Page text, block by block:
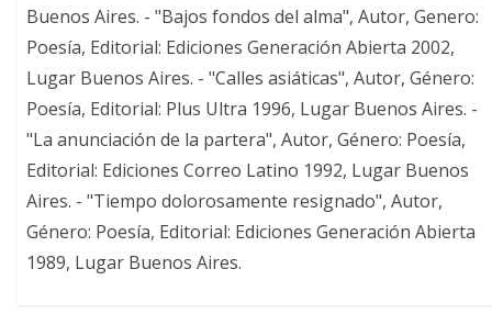
Buenos Aires. - "Bajos fondos del alma", Autor, Genero:
Poesía, Editorial: Ediciones Generación Abierta 2002,
Lugar Buenos Aires. - "Calles asiáticas", Autor, Género:
Poesía, Editorial: Plus Ultra 1996, Lugar Buenos Aires. -
"La anunciación de la partera", Autor, Género: Poesía,
Editorial: Ediciones Correo Latino 1992, Lugar Buenos
Aires. - "Tiempo dolorosamente resignado", Autor,
Género: Poesía, Editorial: Ediciones Generación Abierta
1989, Lugar Buenos Aires.